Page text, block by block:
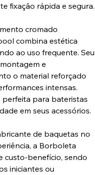
fixação rápida e segura.
cromado
combina estética
ao uso frequente. Seu
e
o material reforçado
intensas.
para bateristas
em seus acessórios.
de baquetas no
a Borboleta
custo-benefício, sendo
iniciantes ou